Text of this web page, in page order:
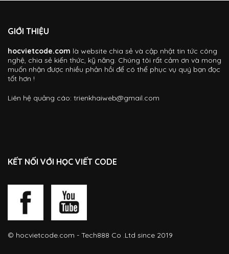
GIỚI THIỆU
hocvietcode.com là website chia sẻ và cập nhật tin tức công
nghệ, chia sẻ kiến thức, kỹ năng. Chúng tôi rất cảm ơn và mong
muốn nhận được nhiều phản hồi để có thể phục vụ quý bạn đọc
tốt hơn !
Liên hệ quảng cáo: trienkhaiweb@gmail.com
KẾT NỐI VỚI HỌC VIẾT CODE
© hocvietcode.com - Tech888 Co .Ltd since 2019